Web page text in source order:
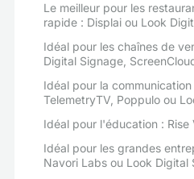
Le meilleur pour les
rapide : Displai ou Look
Idéal pour les chaînes de
Digital Signage,
Idéal pour la
TelemetryTV, Poppulo ou
Idéal pour l'éducation : Rise
Idéal pour les grandes
Navori Labs ou Look Digital